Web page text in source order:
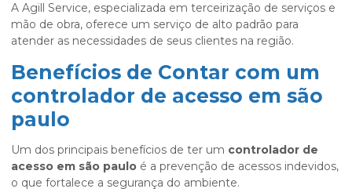
A Agill Service, especializada em terceirização de serviços e
mão de obra, oferece um serviço de alto padrão para
atender as necessidades de seus clientes na região.
Benefícios de Contar com um
controlador de acesso em são
paulo
Um dos principais benefícios de ter um controlador de
acesso em são paulo é a prevenção de acessos indevidos,
o que fortalece a segurança do ambiente.